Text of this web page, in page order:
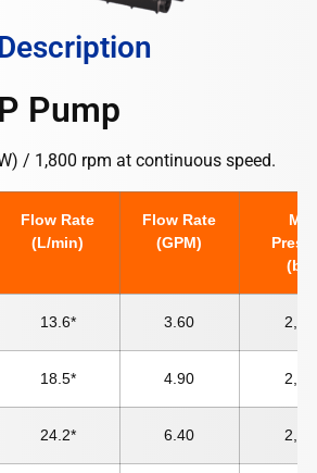
Pump
/ 1,800 rpm at continuous speed.
Flow Rate
(L/min)
Flow Rate
(GPM)
13.6* 3.60
18.5* 4.90
24.2* 6.40